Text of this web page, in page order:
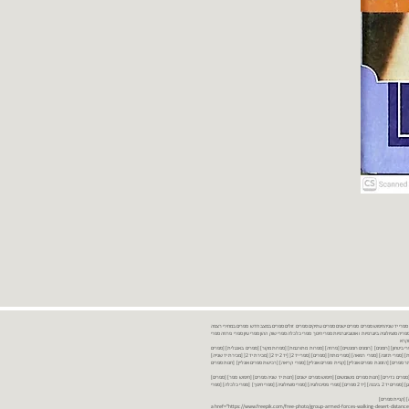
ספרים יד שניה ספרים משומשים ספרים חדשים ספרים יד 2 מכירת ספרים יד שניה ספרי יד שניהחיפוש ספרים ספרים ישנים ספרים עתיקים ספרים זולים ספרים במצב חדש ספרים במחירי רצפה
במבצע ספרים יד 2 ברמת גן ספרים יד 2 ביבנה יד 2 ספרים ספרי פסיכולוגיה ספריה סוציולוגיה ביוגרפיות ו אוטוביוגרפיות ספרי חינוך ספרי כלכלה ספרי שוק ההון ספרי עיון ספרי פרוזה ספרי
ביטחון] [רומנים] [רומנים רומנטיים] [פרוזה] [ספרות מתורגמת] [ספרות מקור] [ספרים באנגלית] [ספרים
חדשים מהחנות] [ספרים מומלצים] [ספרי בישול] [ספרי עידן חדש] [ספרי עסקים] [ספרי מורשת] [מחזות] [ספרי שירה] [ספרי בריאות] [ספרי תזונה] [ספרי רפואה] [ספרי מתח] [ספרים] [ספרי יד 2[ [יד 2 יד 2[ [מכירת יד 2[ [מכירת יד שנייה]
יד 2[ [ספר] [ספרים יד 2[ [הזמנת ספרים] [יד 2 ספרים] [ספרים בזול] [אתר ספרים] [הזמנת ספרים אונליין] [קניית ספרים אונליין] [ספרי קריאה] [רכישת ספרים אונליין] [חנות ספרים
נדירים] [חנות ספרים משומשים] [חיפוש ספרים ישנים] [חנות יד שניה ספרים] [חיפוש ספר] [ספרים]
[חנות ספרים זולים] [ספרים חדשים] [ספרים במחירי רצפה] [ספרים במשלוח חינם] [ספרים במשלוח עד הבית] [ספרים יד 2 ברמת גן] [ספרים יד 2 ביבנה] [יד 2 ספרים] [ספרי פסיכולוגיה] [ספרי סוציולוגיה] [ספרי חינוך] [ספרי כלכלה] [ספרי
[קניית ספרים]
<a href="https://www.freepik.com/free-photo/group-armed-forces-walking-desert-